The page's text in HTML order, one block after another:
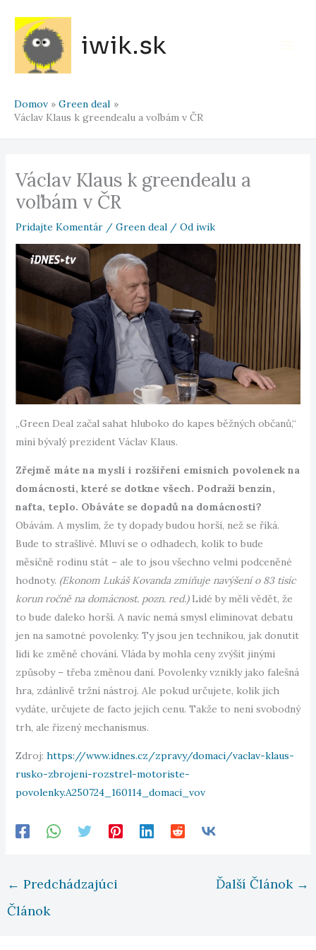
obsah
iwik.sk
Domov
Green deal
Václav Klaus k greendealu a voľbám v ČR
Václav Klaus k greendealu a
voľbám v ČR
Pridajte Komentár / Green deal/ Od iwik
„Green Deal začal sahat hluboko do kapes běžných občanů,“
míní bývalý prezident Václav Klaus.
Zřejmě máte na mysli i rozšíření emisních povolenek na
domácnosti, které se dotkne všech. Podraží benzín,
nafta, teplo. Obáváte se dopadů na domácnosti?
Obávám. A myslím, že ty dopady budou horší, než se říká.
Bude to strašlivé. Mluví se o odhadech, kolik to bude
měsíčně rodinu stát – ale to jsou všechno velmi podceněné
hodnoty. (Ekonom Lukáš Kovanda zmiňuje navýšení o 83 tisíc
korun ročně na domácnost. pozn. red.)Lidé by měli vědět, že
to bude daleko horší. A navíc nemá smysl eliminovat debatu
jen na samotné povolenky. Ty jsou jen technikou, jak donutit
lidi ke změně chování. Vláda by mohla ceny zvýšit jinými
způsoby – třeba změnou daní. Povolenky vznikly jako falešná
hra, zdánlivě tržní nástroj. Ale pokud určujete, kolik jich
vydáte, určujete de facto jejich cenu. Takže to není svobodný
trh, ale řízený mechanismus.
Zdroj: https://www.idnes.cz/zpravy/domaci/vaclav-klaus-
rusko-zbrojeni-rozstrel-motoriste-
povolenky.A250724_160114_domaci_vov
← Predchádzajúci
Článok
Ďalší Článok →